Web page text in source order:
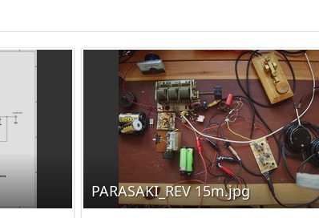
PARASAKI_REV 15m.jpg